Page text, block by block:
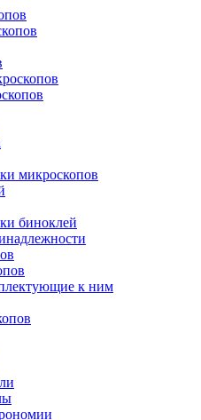
микроскопов
биноклей
к ним